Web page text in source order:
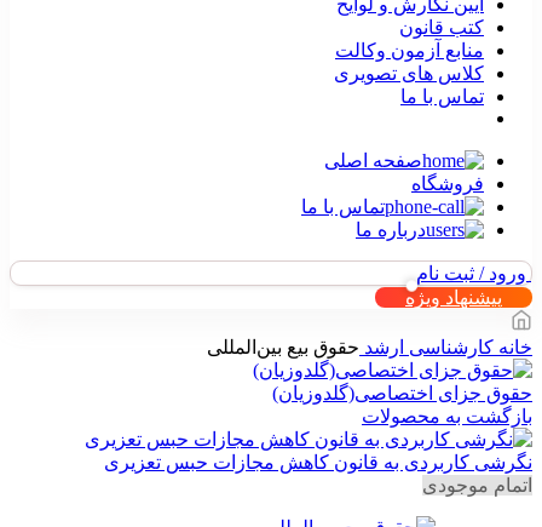
آیین نگارش و لوایح
کتب قانون
منابع آزمون وکالت
کلاس های تصویری
تماس با ما
صفحه اصلی
فروشگاه
تماس با ما
درباره ما
ورود / ثبت نام
پیشنهاد ویژه
خانه کارشناسی ارشد حقوق بیع بین‌المللی
حقوق جزای اختصاصی(گلدوزیان)
بازگشت به محصولات
نگرشی کاربردی به قانون کاهش مجازات حبس تعزیری
اتمام موجودی